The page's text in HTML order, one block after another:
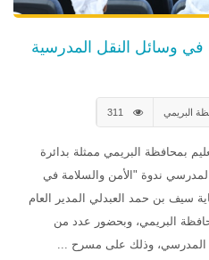
في وسائل النقل المدرسية
البريمي
بمحافظة البريمي ممثلة بدائرة
ندوة "الأمن والسلامة في
سيف بن حمد العبدلي المدير العام
البريمي، وبحضور عدد من
المدرسي، وذلك على مسرح ...